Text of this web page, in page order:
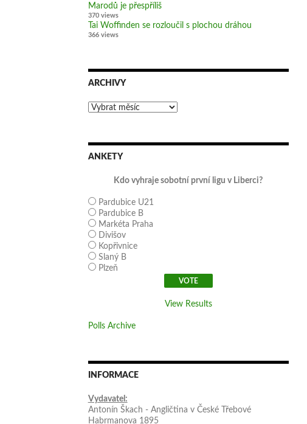
Marodů je přespříliš
370 views
Tai Woffinden se rozloučil s plochou dráhou
366 views
ARCHIVY
Archivy
ANKETY
Kdo vyhraje sobotní první ligu v Liberci?
Pardubice U21
Pardubice B
Markéta Praha
Divišov
Kopřivnice
Slaný B
Plzeň
View Results
Polls Archive
INFORMACE
Vydavatel:
Antonín Škach - Angličtina v České Třebové
Habrmanova 1895